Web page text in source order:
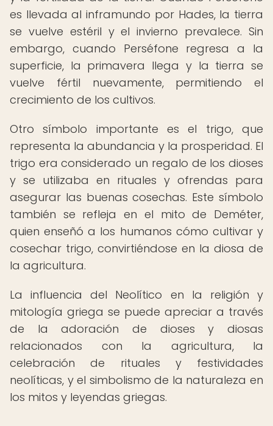
es llevada al inframundo por Hades, la tierra
se vuelve estéril y el invierno prevalece. Sin
embargo, cuando Perséfone regresa a la
superficie, la primavera llega y la tierra se
vuelve fértil nuevamente, permitiendo el
crecimiento de los cultivos.
Otro símbolo importante es el trigo, que
representa la abundancia y la prosperidad. El
trigo era considerado un regalo de los dioses
y se utilizaba en rituales y ofrendas para
asegurar las buenas cosechas. Este símbolo
también se refleja en el mito de Deméter,
quien enseñó a los humanos cómo cultivar y
cosechar trigo, convirtiéndose en la diosa de
la agricultura.
La influencia del Neolítico en la religión y
mitología griega se puede apreciar a través
de la adoración de dioses y diosas
relacionados con la agricultura, la
celebración de rituales y festividades
neolíticas, y el simbolismo de la naturaleza en
los mitos y leyendas griegas.